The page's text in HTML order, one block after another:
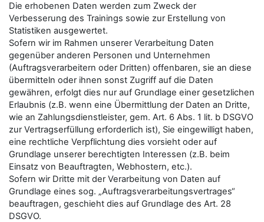
Die erhobenen Daten werden zum Zweck der
Verbesserung des Trainings sowie zur Erstellung von
Statistiken ausgewertet.
Sofern wir im Rahmen unserer Verarbeitung Daten
gegenüber anderen Personen und Unternehmen
(Auftragsverarbeitern oder Dritten) offenbaren, sie an diese
übermitteln oder ihnen sonst Zugriff auf die Daten
gewähren, erfolgt dies nur auf Grundlage einer gesetzlichen
Erlaubnis (z.B. wenn eine Übermittlung der Daten an Dritte,
wie an Zahlungsdienstleister, gem. Art. 6 Abs. 1 lit. b DSGVO
zur Vertragserfüllung erforderlich ist), Sie eingewilligt haben,
eine rechtliche Verpflichtung dies vorsieht oder auf
Grundlage unserer berechtigten Interessen (z.B. beim
Einsatz von Beauftragten, Webhostern, etc.).
Sofern wir Dritte mit der Verarbeitung von Daten auf
Grundlage eines sog. „Auftragsverarbeitungsvertrages“
beauftragen, geschieht dies auf Grundlage des Art. 28
DSGVO.